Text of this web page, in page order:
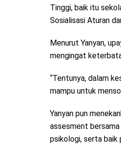
Tinggi, baik itu
Sosialisasi Aturan
Menurut Yanyan,
mengingat
“Tentunya, dalam
mampu untuk
Yanyan pun
assesment bersama
psikologi, serta baik